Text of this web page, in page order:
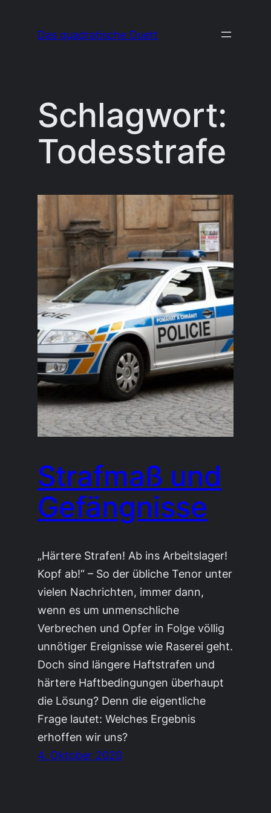
Das quadratische Duett
Schlagwort:
Todesstrafe
Strafmaß und
Gefängnisse
„Härtere Strafen! Ab ins Arbeitslager!
Kopf ab!“ – So der übliche Tenor unter
vielen Nachrichten, immer dann,
wenn es um unmenschliche
Verbrechen und Opfer in Folge völlig
unnötiger Ereignisse wie Raserei geht.
Doch sind längere Haftstrafen und
härtere Haftbedingungen überhaupt
die Lösung? Denn die eigentliche
Frage lautet: Welches Ergebnis
erhoffen wir uns?
4. Oktober 2020